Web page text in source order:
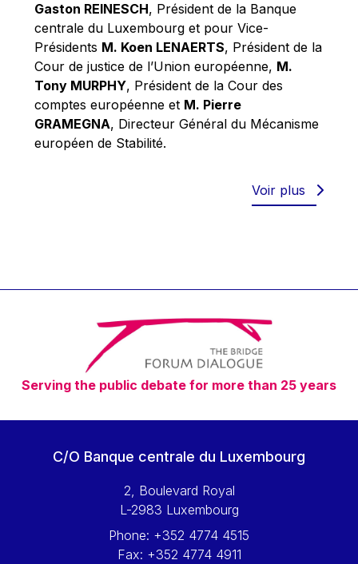
Patrizia Nanz
Philippe Maystadt
Pierre Gramegna
Richard Pelly
Robert Goebbels
Robert REYNDERS
Timothy Radcliffe
Vaclav Klaus
Vassilios Skouris
Vítor Manuel da Silva Caldeira
Viviane Reding
Walter Hagg
Wolfgang Ketterle
Yossi Beillin
Gaston REINESCH, Président de la Banque
centrale du Luxembourg et pour Vice-
Présidents M. Koen LENAERTS, Président de la
Cour de justice de l’Union européenne, M.
Tony MURPHY, Président de la Cour des
comptes européenne et M. Pierre
GRAMEGNA, Directeur Général du Mécanisme
européen de Stabilité.
Voir plus
Serving the public debate for more than 25 years
C/O Banque centrale du Luxembourg
2, Boulevard Royal
L-2983 Luxembourg
Phone: +352 4774 4515
Fax: +352 4774 4911